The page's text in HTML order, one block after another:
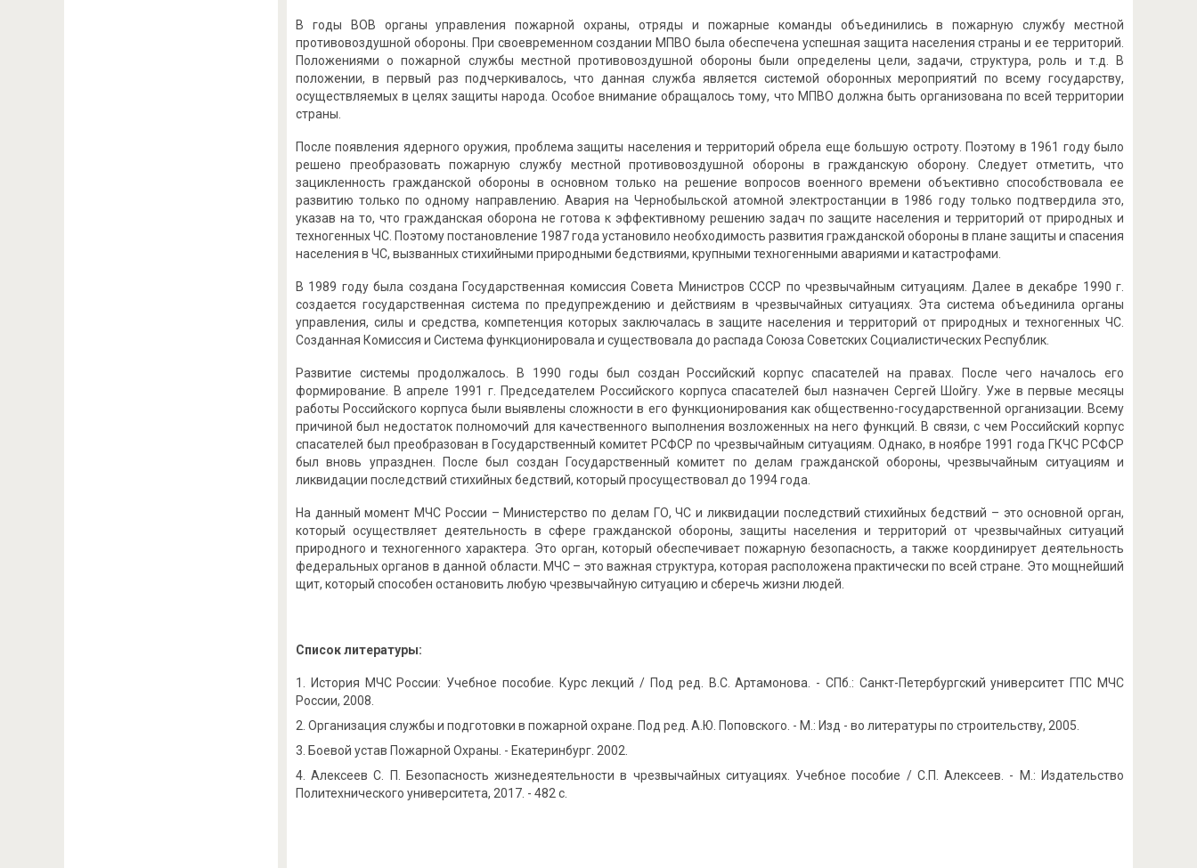
В годы ВОВ органы управления пожарной охраны, отряды и пожарные команды объединились в пожарную службу местной
противовоздушной обороны. При своевременном создании МПВО была обеспечена успешная защита населения страны и ее территорий.
Положениями о пожарной службы местной противовоздушной обороны были определены цели, задачи, структура, роль и т.д. В
положении, в первый раз подчеркивалось, что данная служба является системой оборонных мероприятий по всему государству,
осуществляемых в целях защиты народа. Особое внимание обращалось тому, что МПВО должна быть организована по всей территории
страны.
После появления ядерного оружия, проблема защиты населения и территорий обрела еще большую остроту. Поэтому в 1961 году было
решено преобразовать пожарную службу местной противовоздушной обороны в гражданскую оборону. Следует отметить, что
зацикленность гражданской обороны в основном только на решение вопросов военного времени объективно способствовала ее
развитию только по одному направлению. Авария на Чернобыльской атомной электростанции в 1986 году только подтвердила это,
указав на то, что гражданская оборона не готова к эффективному решению задач по защите населения и территорий от природных и
техногенных ЧС. Поэтому постановление 1987 года установило необходимость развития гражданской обороны в плане защиты и спасения
населения в ЧС, вызванных стихийными природными бедствиями, крупными техногенными авариями и катастрофами.
В 1989 году была создана Государственная комиссия Совета Министров СССР по чрезвычайным ситуациям. Далее в декабре 1990 г.
создается государственная система по предупреждению и действиям в чрезвычайных ситуациях. Эта система объединила органы
управления, силы и средства, компетенция которых заключалась в защите населения и территорий от природных и техногенных ЧС.
Созданная Комиссия и Система функционировала и существовала до распада Союза Советских Социалистических Республик.
Развитие системы продолжалось. В 1990 годы был создан Российский корпус спасателей на правах. После чего началось его
формирование. В апреле 1991 г. Председателем Российского корпуса спасателей был назначен Сергей Шойгу. Уже в первые месяцы
работы Российского корпуса были выявлены сложности в его функционирования как общественно-государственной организации. Всему
причиной был недостаток полномочий для качественного выполнения возложенных на него функций. В связи, с чем Российский корпус
спасателей был преобразован в Государственный комитет РСФСР по чрезвычайным ситуациям. Однако, в ноябре 1991 года ГКЧС РСФСР
был вновь упразднен. После был создан Государственный комитет по делам гражданской обороны, чрезвычайным ситуациям и
ликвидации последствий стихийных бедствий, который просуществовал до 1994 года.
На данный момент МЧС России – Министерство по делам ГО, ЧС и ликвидации последствий стихийных бедствий – это основной орган,
который осуществляет деятельность в сфере гражданской обороны, защиты населения и территорий от чрезвычайных ситуаций
природного и техногенного характера. Это орган, который обеспечивает пожарную безопасность, а также координирует деятельность
федеральных органов в данной области. МЧС – это важная структура, которая расположена практически по всей стране. Это мощнейший
щит, который способен остановить любую чрезвычайную ситуацию и сберечь жизни людей.
Список литературы:
История МЧС России: Учебное пособие. Курс лекций / Под ред. В.С. Артамонова. - СПб.: Санкт-Петербургский университет ГПС МЧС
России, 2008.
Организация службы и подготовки в пожарной охране. Под ред. А.Ю. Поповского. - М.: Изд - во литературы по строительству, 2005.
Боевой устав Пожарной Охраны. - Екатеринбург. 2002.
Алексеев С. П. Безопасность жизнедеятельности в чрезвычайных ситуациях. Учебное пособие / С.П. Алексеев. - М.: Издательство
Политехнического университета, 2017. - 482 c.